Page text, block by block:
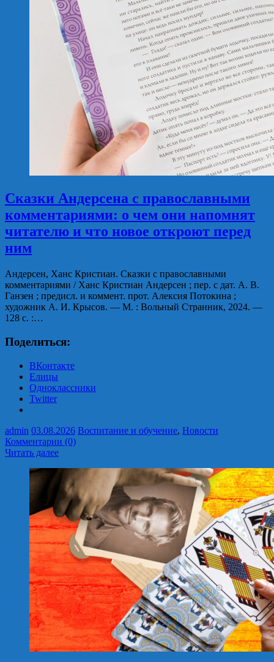
Сказки Андерсена с православными
комментариями: о чем они напомнят
читателю и что новое откроют перед
ним
Андерсен, Ханс Кристиан. Сказки с православными
комментариями / Ханс Кристиан Андерсен ; пер. с дат. А. В.
Ганзен ; предисл. и коммент. прот. Алексия Потокина ;
художник А. И. Крысов. — М. : Вольный Странник, 2024. —
128 с. :…
Поделиться:
ВКонтакте
Елицы
Одноклассники
Twitter
admin 03.08.2026 Воспитание и обучение, Новости
Комментарии (0)
Читать далее